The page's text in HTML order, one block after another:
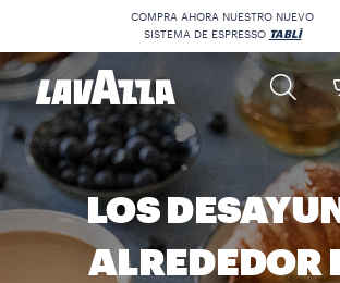
COMPRA AHORA NUESTRO NUEVO
SISTEMA DE ESPRESSO TABLÌ
LOS
ALREDEDOR